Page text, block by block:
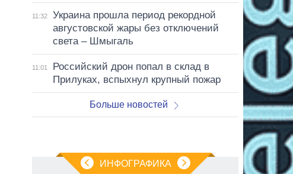
11:32
Украина прошла период рекордной
августовской жары без отключений
света – Шмыгаль
11:01
Российский дрон попал в склад в
Прилуках, вспыхнул крупный пожар
Больше новостей
ИНФОГРАФИКА